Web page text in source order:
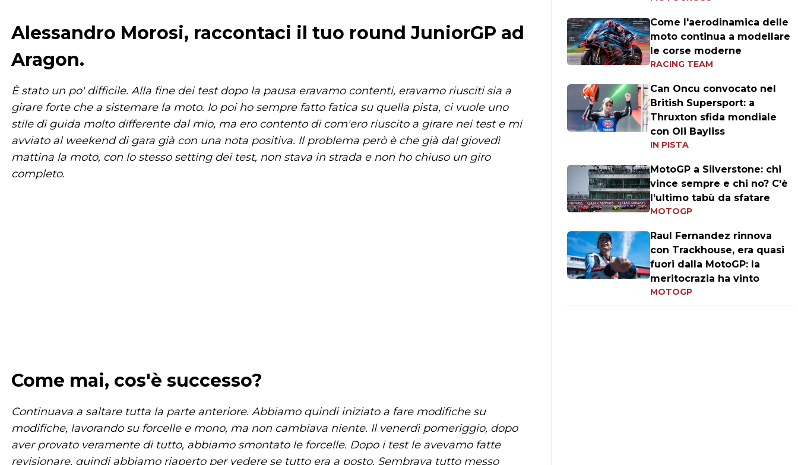
Alessandro Morosi, raccontaci il tuo round JuniorGP ad
Aragon.
È stato un po' difficile. Alla fine dei test dopo la pausa eravamo contenti, eravamo riusciti sia a
girare forte che a sistemare la moto. Io poi ho sempre fatto fatica su quella pista, ci vuole uno
stile di guida molto differente dal mio, ma ero contento di com'ero riuscito a girare nei test e mi
avviato al weekend di gara già con una nota positiva. Il problema però è che già dal giovedì
mattina la moto, con lo stesso setting dei test, non stava in strada e non ho chiuso un giro
completo.
Come mai, cos'è successo?
Continuava a saltare tutta la parte anteriore. Abbiamo quindi iniziato a fare modifiche su
modifiche, lavorando su forcelle e mono, ma non cambiava niente. Il venerdì pomeriggio, dopo
aver provato veramente di tutto, abbiamo smontato le forcelle. Dopo i test le avevamo fatte
revisionare, quindi abbiamo riaperto per vedere se tutto era a posto. Sembrava tutto messo
Come l'aerodinamica delle
moto continua a modellare
le corse moderne
RACING TEAM
Can Oncu convocato nel
British Supersport: a
Thruxton sfida mondiale
con Oli Bayliss
IN PISTA
MotoGP a Silverstone: chi
vince sempre e chi no? C'è
l’ultimo tabù da sfatare
MOTOGP
Raul Fernandez rinnova
con Trackhouse, era quasi
fuori dalla MotoGP: la
meritocrazia ha vinto
MOTOGP